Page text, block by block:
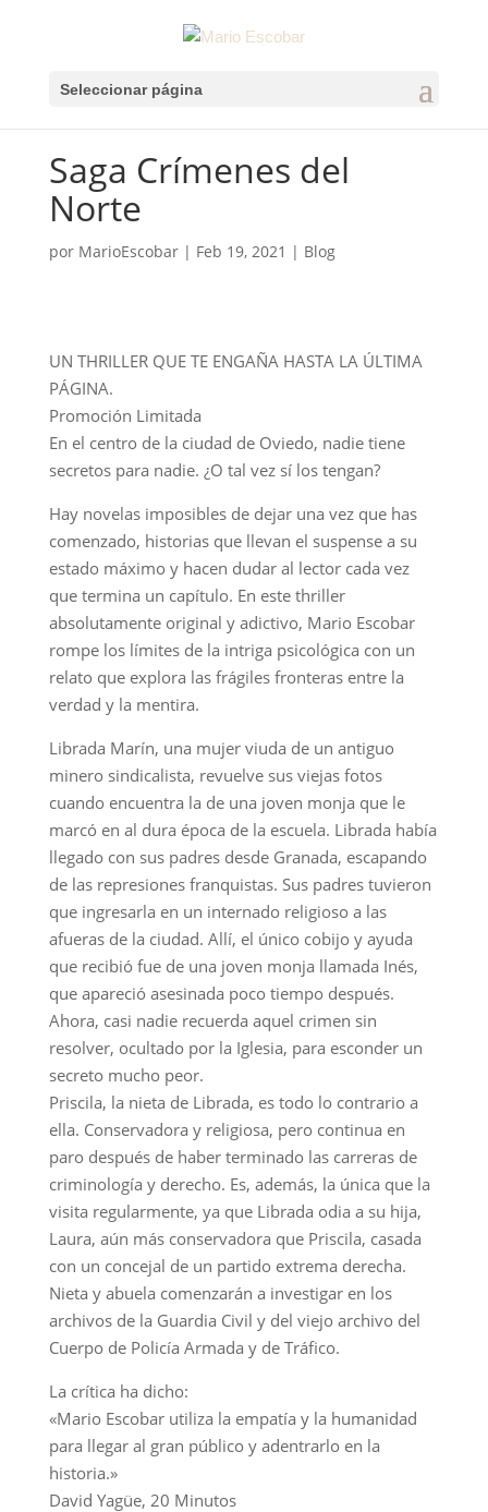
Seleccionar página
Saga Crímenes del
Norte
por MarioEscobar| Feb 19, 2021 | Blog
UN THRILLER QUE TE ENGAÑA HASTA LA ÚLTIMA
PÁGINA.
Promoción Limitada
En el centro de la ciudad de Oviedo, nadie tiene
secretos para nadie. ¿O tal vez sí los tengan?
Hay novelas imposibles de dejar una vez que has
comenzado, historias que llevan el suspense a su
estado máximo y hacen dudar al lector cada vez
que termina un capítulo. En este thriller
absolutamente original y adictivo, Mario Escobar
rompe los límites de la intriga psicológica con un
relato que explora las frágiles fronteras entre la
verdad y la mentira.
Librada Marín, una mujer viuda de un antiguo
minero sindicalista, revuelve sus viejas fotos
cuando encuentra la de una joven monja que le
marcó en al dura época de la escuela. Librada había
llegado con sus padres desde Granada, escapando
de las represiones franquistas. Sus padres tuvieron
que ingresarla en un internado religioso a las
afueras de la ciudad. Allí, el único cobijo y ayuda
que recibió fue de una joven monja llamada Inés,
que apareció asesinada poco tiempo después.
Ahora, casi nadie recuerda aquel crimen sin
resolver, ocultado por la Iglesia, para esconder un
secreto mucho peor.
Priscila, la nieta de Librada, es todo lo contrario a
ella. Conservadora y religiosa, pero continua en
paro después de haber terminado las carreras de
criminología y derecho. Es, además, la única que la
visita regularmente, ya que Librada odia a su hija,
Laura, aún más conservadora que Priscila, casada
con un concejal de un partido extrema derecha.
Nieta y abuela comenzarán a investigar en los
archivos de la Guardia Civil y del viejo archivo del
Cuerpo de Policía Armada y de Tráfico.
La crítica ha dicho:
«Mario Escobar utiliza la empatía y la humanidad
para llegar al gran público y adentrarlo en la
historia.»
David Yagüe, 20 Minutos